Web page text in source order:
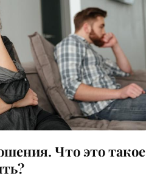
Что это такое